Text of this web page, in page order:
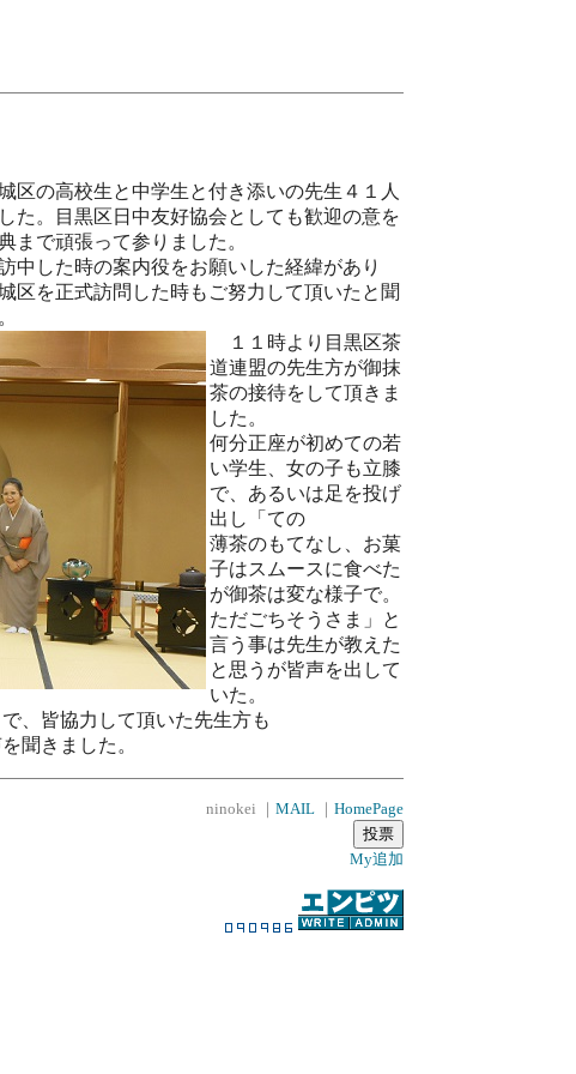
の高校生と中学生と付き添いの先生４１人
た。目黒区日中友好協会としても歓迎の意を
まで頑張って参りました。
した時の案内役をお願いした経緯があり
区を正式訪問した時もご努力して頂いたと聞
１１時より目黒区茶
道連盟の先生方が御抹
茶の接待をして頂きま
した。
何分正座が初めての若
い学生、女の子も立膝
で、あるいは足を投げ
出し「ての
薄茶のもてなし、お菓
子はスムースに食べた
が御茶は変な様子で。
ただごちそうさま」と
言う事は先生が教えた
と思うが皆声を出して
いた。
、皆協力して頂いた先生方も
聞きました。
ninokei ｜ MAIL ｜ HomePage
My追加